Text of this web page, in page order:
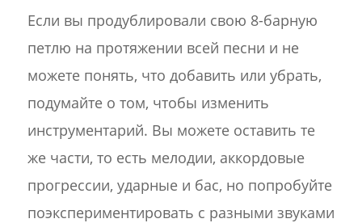
Если вы продублировали свою 8-барную
петлю на протяжении всей песни и не
можете понять, что добавить или убрать,
подумайте о том, чтобы изменить
инструментарий. Вы можете оставить те
же части, то есть мелодии, аккордовые
прогрессии, ударные и бас, но попробуйте
поэкспериментировать с разными звуками